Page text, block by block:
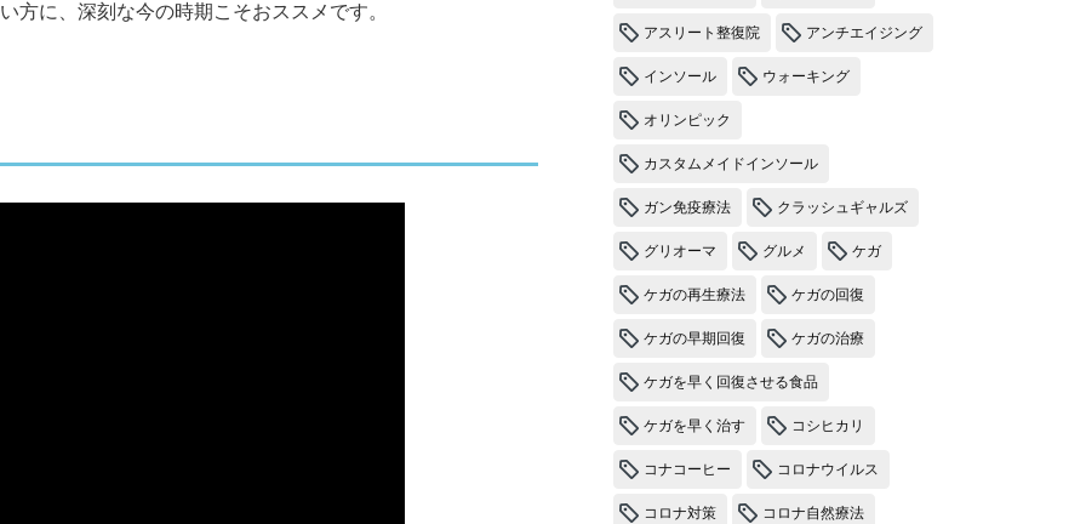
方に、深刻な今の時期こそおススメです。
アスリート整復院 アンチエイジング
インソール ウォーキング
オリンピック
カスタムメイドインソール
ガン免疫療法 クラッシュギャルズ
グリオーマ グルメ ケガ
ケガの再生療法 ケガの回復
ケガの早期回復 ケガの治療
ケガを早く回復させる食品
ケガを早く治す コシヒカリ
コナコーヒー コロナウイルス
コロナ対策 コロナ自然療法